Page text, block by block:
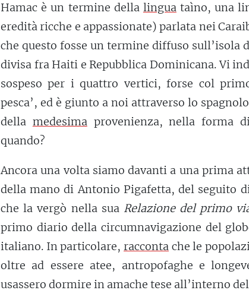
Hamac è un termine della linguataìno, una
eredità ricche e appassionate) parlata nei
che questo fosse un termine diffuso sull’isola
divisa fra Haiti e Repubblica Dominicana. Vi
sospeso per i quattro vertici, forse col
pesca’, ed è giunto a noi attraverso lo
della medesimaprovenienza, nella forma
quando?
Ancora una volta siamo davanti a una prima
della mano di Antonio Pigafetta, del seguito
che la vergò nella sua Relazione del primo
primo diario della circumnavigazione del
italiano. In particolare, racconta che le
oltre ad essere atee, antropofaghe e
usassero dormire in amache tese all’interno